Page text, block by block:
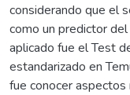
considerando que el
como un predictor
aplicado fue el Test
estandarizado en
fue conocer